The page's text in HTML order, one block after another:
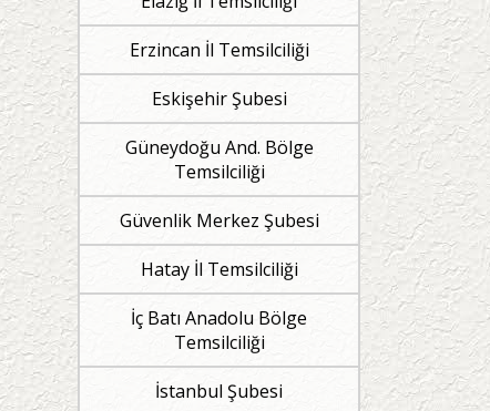
Erzincan İl Temsilciliği
Eskişehir Şubesi
Güneydoğu And. Bölge
Temsilciliği
Güvenlik Merkez Şubesi
Hatay İl Temsilciliği
İç Batı Anadolu Bölge
Temsilciliği
İstanbul Şubesi